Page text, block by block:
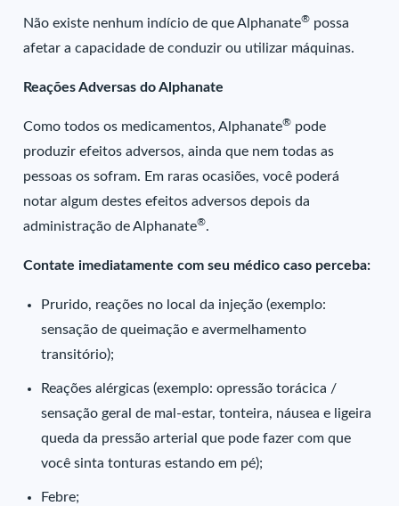
Não existe nenhum indício de que Alphanate® possa
afetar a capacidade de conduzir ou utilizar máquinas.
Reações Adversas do Alphanate
Como todos os medicamentos, Alphanate® pode
produzir efeitos adversos, ainda que nem todas as
pessoas os sofram. Em raras ocasiões, você poderá
notar algum destes efeitos adversos depois da
administração de Alphanate®.
Contate imediatamente com seu médico caso perceba:
Prurido, reações no local da injeção (exemplo:
sensação de queimação e avermelhamento
transitório);
Reações alérgicas (exemplo: opressão torácica /
sensação geral de mal-estar, tonteira, náusea e ligeira
queda da pressão arterial que pode fazer com que
você sinta tonturas estando em pé);
Febre;